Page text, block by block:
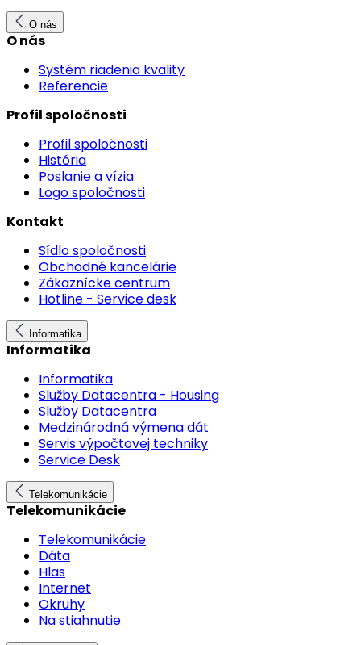
O nás
O nás
Systém riadenia kvality
Referencie
Profil spoločnosti
Profil spoločnosti
História
Poslanie a vízia
Logo spoločnosti
Kontakt
Sídlo spoločnosti
Obchodné kancelárie
Zákaznícke centrum
Hotline - Service desk
Informatika
Informatika
Informatika
Služby Datacentra - Housing
Služby Datacentra
Medzinárodná výmena dát
Servis výpočtovej techniky
Service Desk
Telekomunikácie
Telekomunikácie
Telekomunikácie
Dáta
Hlas
Internet
Okruhy
Na stiahnutie